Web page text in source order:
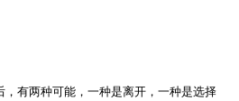
有两种可能，一种是离开，一种是选择